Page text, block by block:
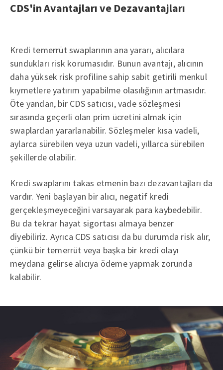
CDS'in Avantajları ve Dezavantajları
Kredi temerrüt swaplarının ana yararı, alıcılara
sundukları risk korumasıdır. Bunun avantajı, alıcının
daha yüksek risk profiline sahip sabit getirili menkul
kıymetlere yatırım yapabilme olasılığının artmasıdır.
Öte yandan, bir CDS satıcısı, vade sözleşmesi
sırasında geçerli olan prim ücretini almak için
swaplardan yararlanabilir. Sözleşmeler kısa vadeli,
aylarca sürebilen veya uzun vadeli, yıllarca sürebilen
şekillerde olabilir.
Kredi swaplarını takas etmenin bazı dezavantajları da
vardır. Yeni başlayan bir alıcı, negatif kredi
gerçekleşmeyeceğini varsayarak para kaybedebilir.
Bu da tekrar hayat sigortası almaya benzer
diyebiliriz. Ayrıca CDS satıcısı da bu durumda risk alır,
çünkü bir temerrüt veya başka bir kredi olayı
meydana gelirse alıcıya ödeme yapmak zorunda
kalabilir.